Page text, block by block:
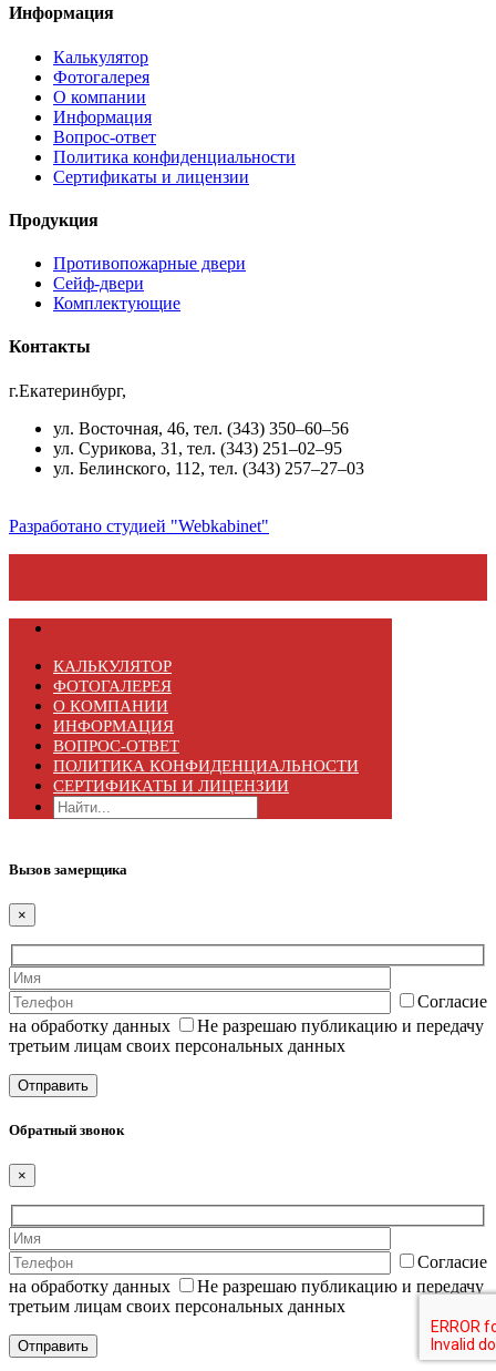
Информация
Калькулятор
Фотогалерея
О компании
Информация
Вопрос-ответ
Политика конфиденциальности
Сертификаты и лицензии
Продукция
Противопожарные двери
Сейф-двери
Комплектующие
Контакты
г.Екатеринбург,
ул. Восточная, 46, тел. (343) 350–60–56
ул. Сурикова, 31, тел. (343) 251–02–95
ул. Белинского, 112, тел. (343) 257–27–03
Разработано студией "Webkabinet"
КАЛЬКУЛЯТОР
ФОТОГАЛЕРЕЯ
О КОМПАНИИ
ИНФОРМАЦИЯ
ВОПРОС-ОТВЕТ
ПОЛИТИКА КОНФИДЕНЦИАЛЬНОСТИ
СЕРТИФИКАТЫ И ЛИЦЕНЗИИ
Вызов замерщика
×
Согласие
на обработку данных
Не разрешаю публикацию и передачу
третьим лицам своих персональных данных
Обратный звонок
×
Согласие
на обработку данных
Не разрешаю публикацию и передачу
третьим лицам своих персональных данных